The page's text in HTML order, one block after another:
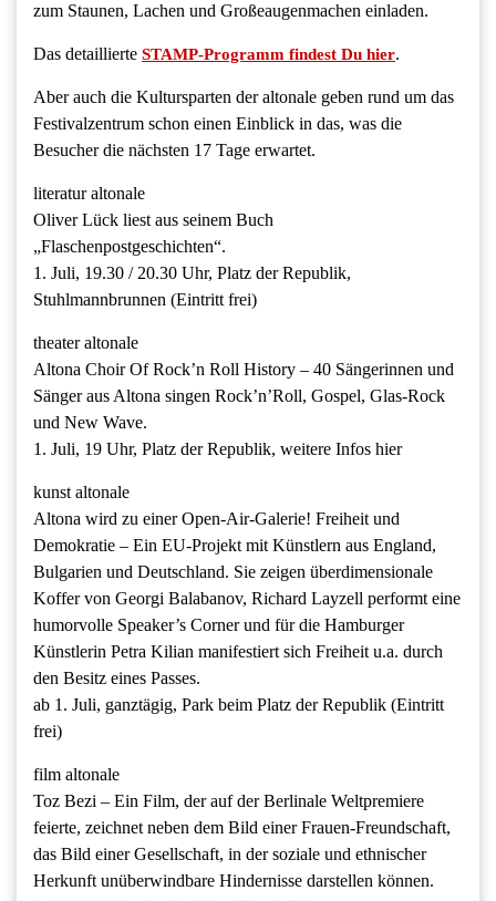
zum Staunen, Lachen und Großeaugenmachen einladen.
Das detaillierte STAMP-Programm findest Du hier.
Aber auch die Kultursparten der altonale geben rund um das
Festivalzentrum schon einen Einblick in das, was die
Besucher die nächsten 17 Tage erwartet.
literatur altonale
Oliver Lück liest aus seinem Buch
„Flaschenpostgeschichten“.
1. Juli, 19.30 / 20.30 Uhr, Platz der Republik,
Stuhlmannbrunnen (Eintritt frei)
theater altonale
Altona Choir Of Rock’n Roll History – 40 Sängerinnen und
Sänger aus Altona singen Rock’n’Roll, Gospel, Glas-Rock
und New Wave.
1. Juli, 19 Uhr, Platz der Republik, weitere Infos hier
kunst altonale
Altona wird zu einer Open-Air-Galerie! Freiheit und
Demokratie – Ein EU-Projekt mit Künstlern aus England,
Bulgarien und Deutschland. Sie zeigen überdimensionale
Koffer von Georgi Balabanov, Richard Layzell performt eine
humorvolle Speaker’s Corner und für die Hamburger
Künstlerin Petra Kilian manifestiert sich Freiheit u.a. durch
den Besitz eines Passes.
ab 1. Juli, ganztägig, Park beim Platz der Republik (Eintritt
frei)
film altonale
Toz Bezi – Ein Film, der auf der Berlinale Weltpremiere
feierte, zeichnet neben dem Bild einer Frauen-Freundschaft,
das Bild einer Gesellschaft, in der soziale und ethnischer
Herkunft unüberwindbare Hindernisse darstellen können.